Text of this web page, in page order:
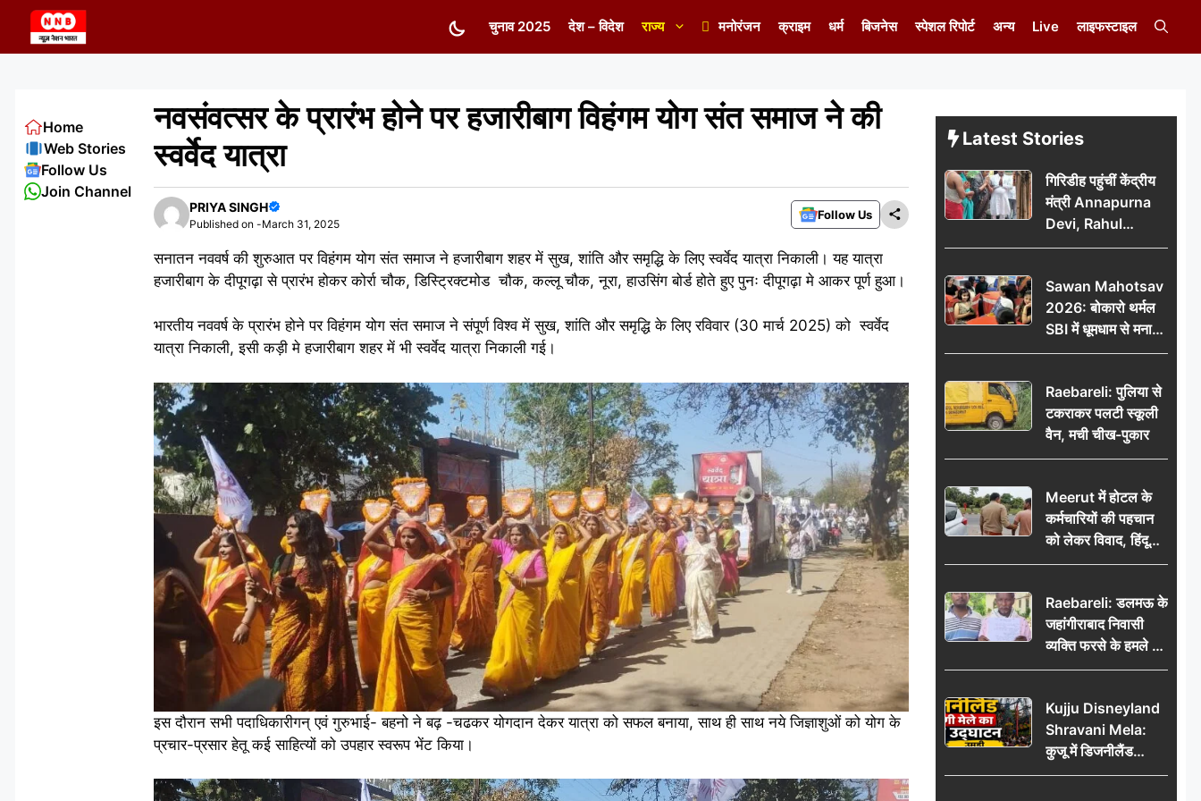
content
चुनाव 2025 देश – विदेश राज्य मनोरंजन क्राइम धर्म बिजनेस स्पेशल रिपोर्ट अन्य Live लाइफस्टाइल
नवसंवत्सर के प्रारंभ होने पर हजारीबाग विहंगम योग संत समाज ने की
स्वर्वेद यात्रा
PRIYA SINGH
Published on -March 31, 2025
Follow Us
सनातन नववर्ष की शुरुआत पर विहंगम योग संत समाज ने हजारीबाग शहर में सुख, शांति और समृद्धि के लिए स्वर्वेद यात्रा निकाली। यह यात्रा
हजारीबाग के दीपूगढ़ा से प्रारंभ होकर कोर्रा चौक, डिस्ट्रिक्टमोड चौक, कल्लू चौक, नूरा, हाउसिंग बोर्ड होते हुए पुनः दीपूगढ़ा मे आकर पूर्ण हुआ।
भारतीय नववर्ष के प्रारंभ होने पर विहंगम योग संत समाज ने संपूर्ण विश्व में सुख, शांति और समृद्धि के लिए रविवार (30 मार्च 2025) को स्वर्वेद
यात्रा निकाली, इसी कड़ी मे हजारीबाग शहर में भी स्वर्वेद यात्रा निकाली गई।
इस दौरान सभी पदाधिकारीगन् एवं गुरुभाई- बहनो ने बढ़ -चढकर योगदान देकर यात्रा को सफल बनाया, साथ ही साथ नये जिज्ञाशुओं को योग के
प्रचार-प्रसार हेतू कई साहित्यों को उपहार स्वरूप भेंट किया।
Home
Web Stories
Follow Us
Join Channel
Latest Stories
गिरिडीह पहुंचीं केंद्रीय
मंत्री Annapurna
Devi, Rahul
Gandhi पर साधा
आंदोलन को लेकर
सरकार पर हमला
Sawan Mahotsav
2026: बोकारो थर्मल
SBI में धूमधाम से मना
सावन महोत्सव
Raebareli: पुलिया से
टकराकर पलटी स्कूली
वैन, मची चीख-पुकार
Meerut में होटल के
कर्मचारियों की पहचान
को लेकर विवाद, हिंदू
सुरक्षा संगठन ने उठाए
की मांग
Raebareli: डलमऊ के
जहांगीराबाद निवासी
व्यक्ति फरसे के हमले में
घायल थाने में शिकायत
हजार’, रकम न देने पर
कार्रवाई ठंडी!
Kujju Disneyland
Shravani Mela:
कुजू में डिजनीलैंड
श्रावणी मेले का भव्य